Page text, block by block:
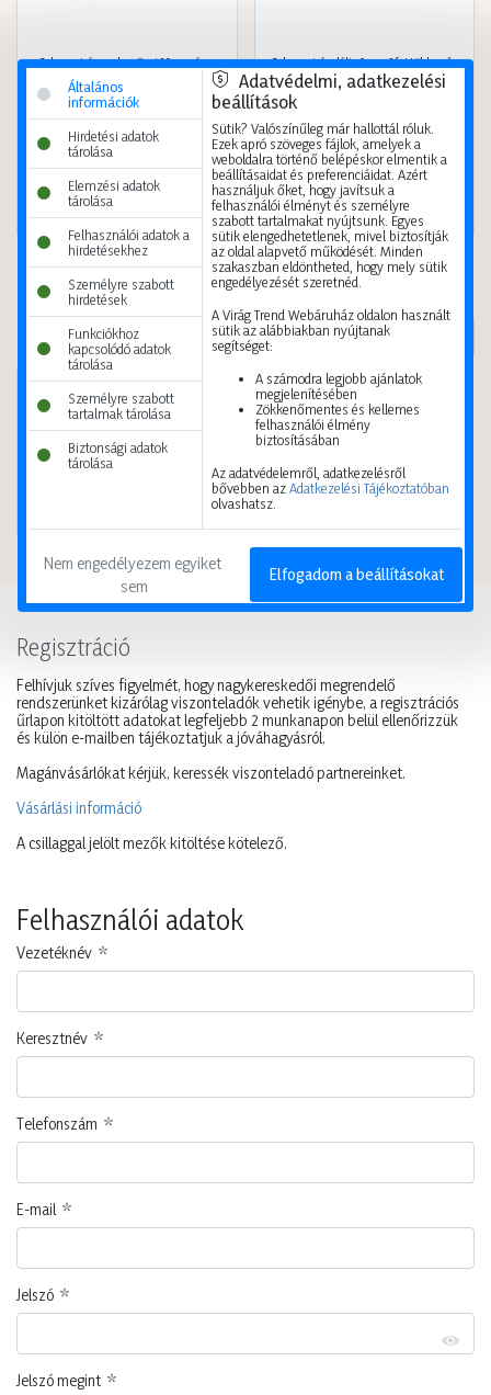
Selyemvirág csokor őszi 39cm sárga
5999124547049
A vásárláshoz regisztráció
szükséges.
Kis karton
48 db
Nagy karton
Selyemvirág dália 95cm 3fej több szín
5999124559400
A vásárláshozregisztráció
szükséges.
Kis karton
1 db
Nagy karton 600 db
Itt járt nemrég
Csomagoló organza 24cm*10m
Regisztráció
Felhívjuk szíves figyelmét, hogy nagykereskedői megrendelő
rendszerünket kizárólag viszonteladók vehetik igénybe, a regisztrációs
űrlapon kitöltött adatokat legfeljebb 2 munkanapon belül ellenőrizzük
és külön e-mailben tájékoztatjuk a jóváhagyásról.
Magánvásárlókat kérjük, keressék viszonteladó partnereinket.
Vásárlási információ
A csillaggal jelölt mezők kitöltése kötelező.
Felhasználói adatok
Vezetéknév
Keresztnév
Telefonszám
E-mail
Jelszó
Jelszó megint
Általános
információk
Hirdetési adatok
tárolása
Elemzési adatok
tárolása
Felhasználói adatok a
hirdetésekhez
Személyre szabott
hirdetések
Funkciókhoz
kapcsolódó adatok
tárolása
Személyre szabott
tartalmak tárolása
Biztonsági adatok
tárolása
Adatvédelmi, adatkezelési
beállítások
Sütik? Valószínűleg már hallottál róluk.
Ezek apró szöveges fájlok, amelyek a
weboldalra történő belépéskor elmentik a
beállításaidat és preferenciáidat. Azért
használjuk őket, hogy javítsuk a
felhasználói élményt és személyre
szabott tartalmakat nyújtsunk. Egyes
sütik elengedhetetlenek, mivel biztosítják
az oldal alapvető működését. Minden
szakaszban eldöntheted, hogy mely sütik
engedélyezését szeretnéd.
A Virág Trend Webáruház oldalon használt
sütik az alábbiakban nyújtanak
segítséget:
A számodra legjobb ajánlatok
megjelenítésében
Zökkenőmentes és kellemes
felhasználói élmény
biztosításában
Az adatvédelemről, adatkezelésről
bővebben azAdatkezelési Tájékoztatóban
olvashatsz.
Nem engedélyezem egyiket
sem
Elfogadom a beállításokat